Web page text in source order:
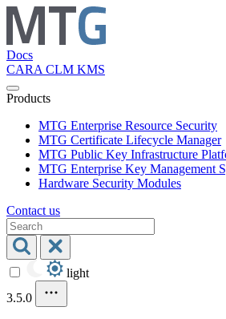
Docs
CARA CLM KMS
Products
MTG Enterprise Resource Security
MTG Certificate Lifecycle Manager
MTG Public Key Infrastructure
MTG Enterprise Key Management
Hardware Security Modules
Contact us
light
3.5.0